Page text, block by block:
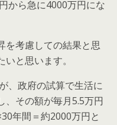
から急に4000万円にな
を考慮しての結果と思
と思います。
、政府の試算で生活に
、その額が毎月5.5万円
年間＝約2000万円と